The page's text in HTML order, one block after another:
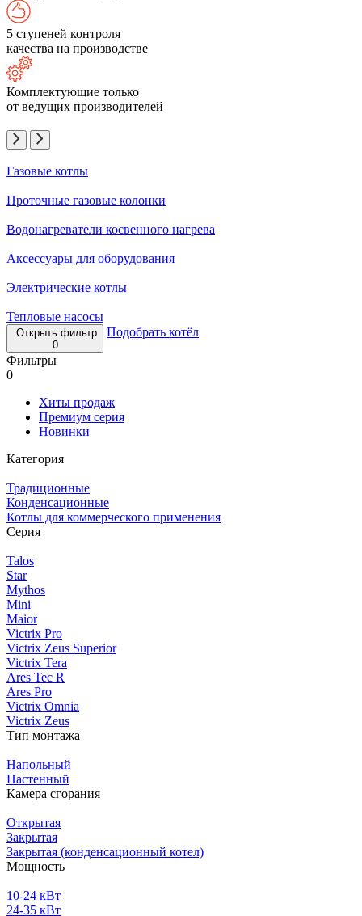
5 ступеней контроля
качества на производстве
Комплектующие только
от ведущих производителей
Газовые котлы
Проточные газовые колонки
Водонагреватели косвенного нагрева
Аксессуары для оборудования
Электрические котлы
Тепловые насосы
Открыть фильтр
0
Подобрать котёл
Фильтры
0
Хиты продаж
Премиум серия
Новинки
Категория
Традиционные
Конденсационные
Котлы для коммерческого применения
Серия
Talos
Star
Mythos
Mini
Maior
Victrix Pro
Victrix Zeus Superior
Victrix Tera
Ares Tec R
Ares Pro
Victrix Omnia
Victrix Zeus
Тип монтажа
Напольный
Настенный
Камера сгорания
Открытая
Закрытая
Закрытая (конденсационный котел)
Мощность
10-24 кВт
24-35 кВт